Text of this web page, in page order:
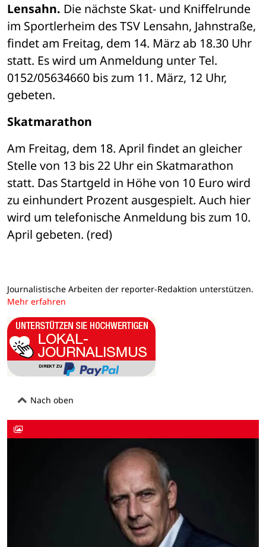
Lensahn. Die nächste Skat- und Kniffelrunde
im Sportlerheim des TSV Lensahn, Jahnstraße,
findet am Freitag, dem 14. März ab 18.30 Uhr
statt. Es wird um Anmeldung unter Tel.
0152/05634660 bis zum 11. März, 12 Uhr,
gebeten.
Skatmarathon
Am Freitag, dem 18. April findet an gleicher
Stelle von 13 bis 22 Uhr ein Skatmarathon
statt. Das Startgeld in Höhe von 10 Euro wird
zu einhundert Prozent ausgespielt. Auch hier
wird um telefonische Anmeldung bis zum 10.
April gebeten. (red)
Journalistische Arbeiten der reporter-Redaktion unterstützen.
Mehr erfahren
Nach oben